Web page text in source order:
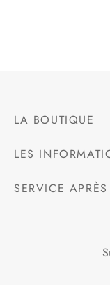
LA BOUTIQUE
LES
SERVICE